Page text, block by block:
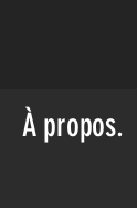
À propos.